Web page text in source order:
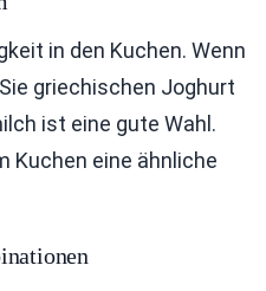
in den Kuchen. Wenn
griechischen Joghurt
ist eine gute Wahl.
Kuchen eine ähnliche